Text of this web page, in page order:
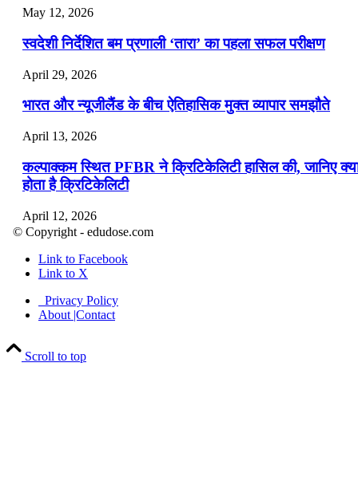
May 12, 2026
स्वदेशी निर्देशित बम प्रणाली ‘तारा’ का पहला सफल परीक्षण
April 29, 2026
भारत और न्यूजीलैंड के बीच ऐतिहासिक मुक्त व्यापार समझौते
April 13, 2026
कल्पाक्कम स्थित PFBR ने क्रिटिकेलिटी हासिल की, जानिए
होता है क्रिटिकेलिटी
April 12, 2026
April 9, 2026
नासा का आर्टेमिस-2 मिशन: मनुष्य एक बार फिर से चंद्रमा के
पहुंचा
April 7, 2026
© Copyright - edudose.com
Link to Facebook
Link to X
Privacy Policy
About |Contact
Scroll to top